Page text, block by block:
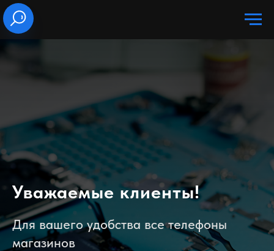
Уважаемые клиенты!
Для вашего удобства все телефоны
магазинов